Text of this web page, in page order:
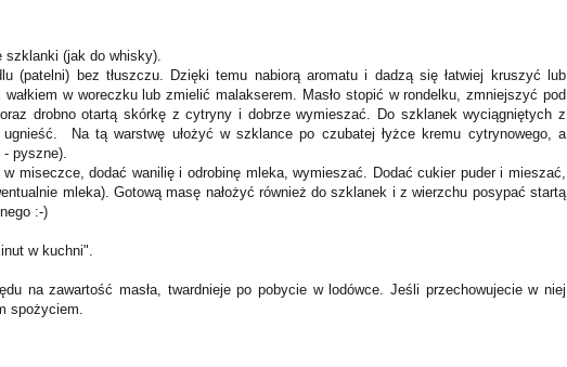
szklanki (jak do whisky).
(patelni) bez tłuszczu. Dzięki temu nabiorą aromatu i dadzą się łatwiej kruszyć lub
w woreczku lub zmielić malakserem. Masło stopić w rondelku, zmniejszyć pod
drobno otartą skórkę z cytryny i dobrze wymieszać. Do szklanek wyciągniętych z
Na tą warstwę ułożyć w szklance po czubatej łyżce kremu cytrynowego, a
- pyszne).
miseczce, dodać wanilię i odrobinę mleka, wymieszać. Dodać cukier puder i mieszać,
mleka). Gotową masę nałożyć również do szklanek i z wierzchu posypać startą
:-)
w kuchni".
na zawartość masła, twardnieje po pobycie w lodówce. Jeśli przechowujecie w niej
spożyciem.